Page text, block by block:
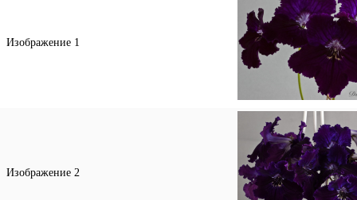
Изображение 1
Изображение 2